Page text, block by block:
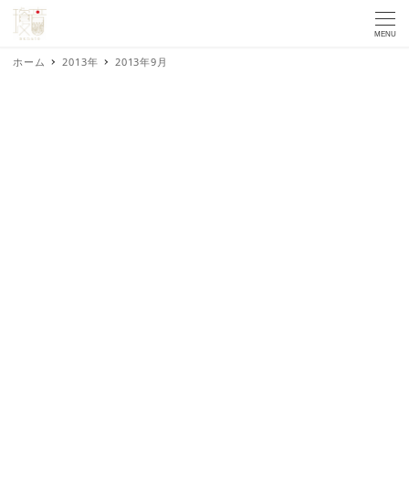
MENU
ホーム 2013年 2013年9月